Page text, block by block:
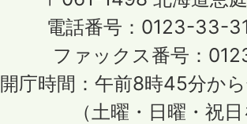
電話番号：0123-33-
ファックス番号：
開庁時間：午前8時45分か
（土曜・日曜・祝